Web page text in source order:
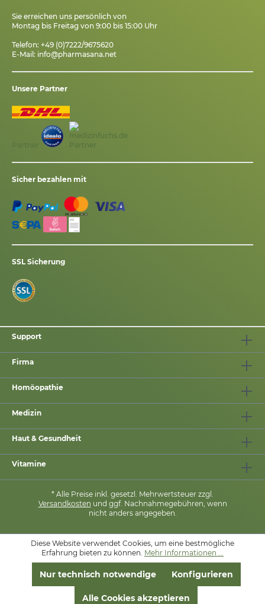
Sie erreichen uns persönlich von
Montag bis Freitag von 9:00 bis 15:00 Uhr
Telefon: +49 (0)7222/9675620
E-Mail: info@pharmasana.net
Unsere Partner
Sicher bezahlen mit
SSL Sicherung
Support
Firma
Homöopathie
Medizin
Haut & Gesundheit
Vitamine
* Alle Preise inkl. gesetzl. Mehrwertsteuer zzgl.
Versandkosten und ggf. Nachnahmegebühren, wenn
nicht anders angegeben.
MIT ❤VON PHARMASANA
Diese Website verwendet Cookies, um eine bestmögliche
Erfahrung bieten zu können. Mehr Informationen ...
Nur technisch notwendige Konfigurieren
Alle Cookies akzeptieren